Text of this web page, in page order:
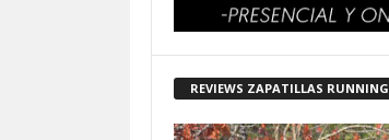
REVIEWS ZAPATILLAS RUNNING